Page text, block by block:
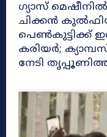
ഗ്യാസ്
ചിക്കൻ
പെൺകുട്ടിക്ക്
കരിയർ;
നേടി